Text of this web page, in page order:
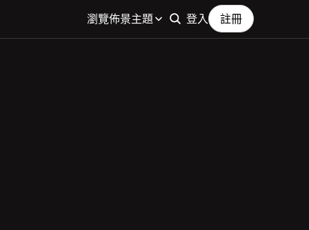
瀏覽佈景主題 登入 註冊